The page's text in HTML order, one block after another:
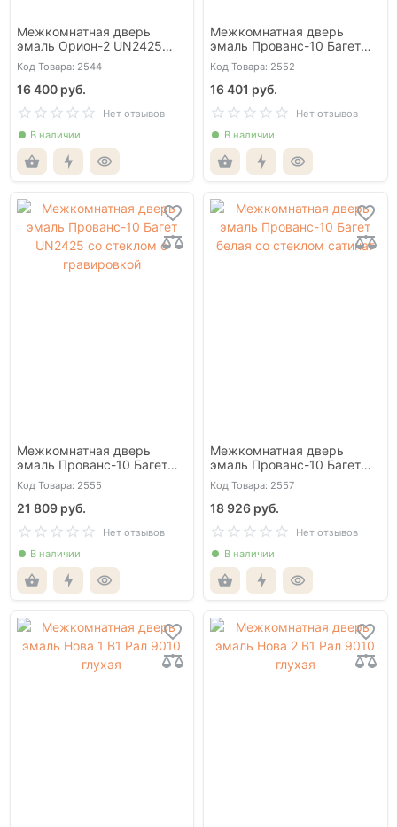
Межкомнатная дверь
эмаль Орион-2 UN2425
глухая
Код Товара: 2544
16 400 руб.
Нет отзывов
В наличии
Межкомнатная дверь
эмаль Прованс-10 Багет
UN2425 глухая
Код Товара: 2552
16 401 руб.
Нет отзывов
В наличии
Межкомнатная дверь
эмаль Прованс-10 Багет
UN2425 со стеклом с
гравировкой
Код Товара: 2555
21 809 руб.
Нет отзывов
В наличии
Межкомнатная дверь
эмаль Прованс-10 Багет
белая со стеклом сатинат
Код Товара: 2557
18 926 руб.
Нет отзывов
В наличии